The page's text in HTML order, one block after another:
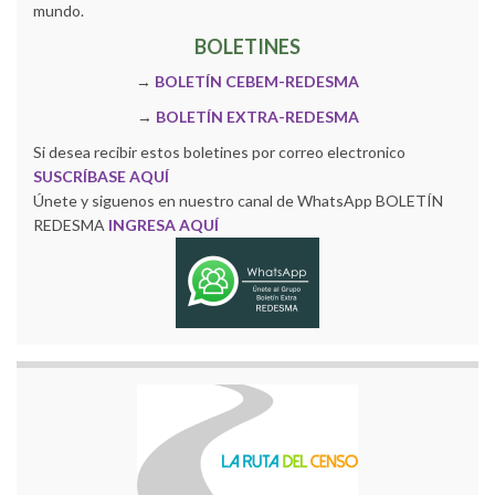
mundo.
BOLETINES
→ BOLETÍN CEBEM-REDESMA
→ BOLETÍN EXTRA-REDESMA
Si desea recibir estos boletines por correo electronico
SUSCRÍBASE AQUÍ
Únete y siguenos en nuestro canal de WhatsApp BOLETÍN
REDESMA INGRESA AQUÍ